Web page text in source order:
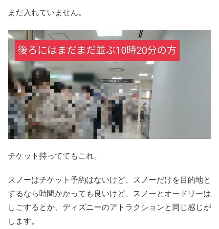
まだ入れていません。
チケット持っててもこれ。
スノーはチケット予約はないけど、スノーだけを目的地と
するなら時間かかっても良いけど、スノーとオードリーは
しごするとか、ディズニーのアトラクションと同じ感じが
します。